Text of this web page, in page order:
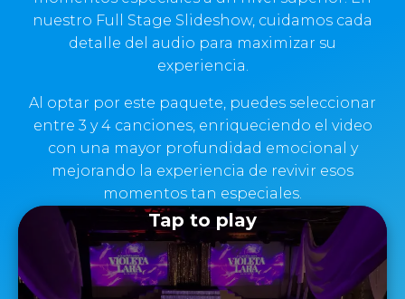
nuestro Full Stage Slideshow, cuidamos cada
detalle del audio para maximizar su
experiencia.
Al optar por este paquete, puedes seleccionar
entre 3 y 4 canciones, enriqueciendo el video
con una mayor profundidad emocional y
mejorando la experiencia de revivir esos
momentos tan especiales.
Tap to play